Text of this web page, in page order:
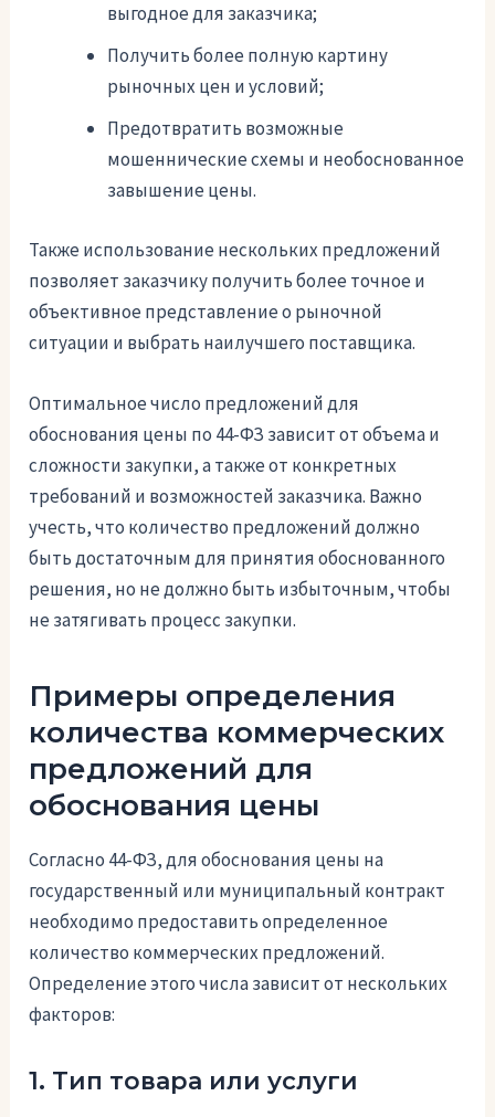
выгодное для заказчика;
Получить более полную картину
рыночных цен и условий;
Предотвратить возможные
мошеннические схемы и необоснованное
завышение цены.
Также использование нескольких предложений
позволяет заказчику получить более точное и
объективное представление о рыночной
ситуации и выбрать наилучшего поставщика.
Оптимальное число предложений для
обоснования цены по 44-ФЗ зависит от объема и
сложности закупки, а также от конкретных
требований и возможностей заказчика. Важно
учесть, что количество предложений должно
быть достаточным для принятия обоснованного
решения, но не должно быть избыточным, чтобы
не затягивать процесс закупки.
Примеры определения
количества коммерческих
предложений для
обоснования цены
Согласно 44-ФЗ, для обоснования цены на
государственный или муниципальный контракт
необходимо предоставить определенное
количество коммерческих предложений.
Определение этого числа зависит от нескольких
факторов:
1. Тип товара или услуги